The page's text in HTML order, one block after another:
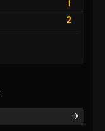
1
2